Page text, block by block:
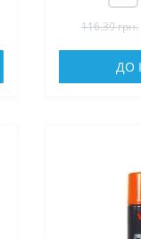
116.39 грн.
ДО